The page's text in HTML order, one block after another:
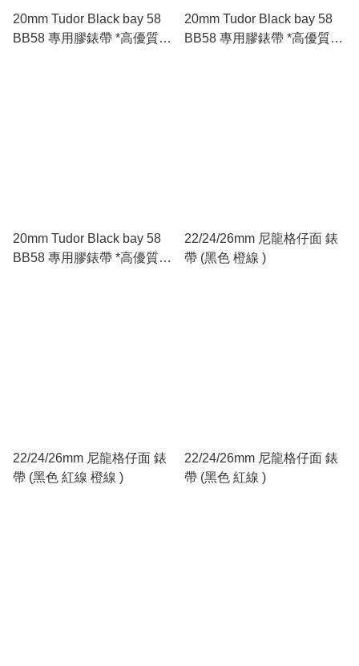
20mm Tudor Black bay 58
BB58 專用膠錶帶 *高優質*
20mm Tudor Black bay 58
BB58 專用膠錶帶 *高優質*
20mm Tudor Black bay 58
BB58 專用膠錶帶 *高優質*
22/24/26mm 尼龍格仔面 錶
帶 (黑色 橙線 )
22/24/26mm 尼龍格仔面 錶
帶 (黑色 紅線 橙線 )
22/24/26mm 尼龍格仔面 錶
帶 (黑色 紅線 )